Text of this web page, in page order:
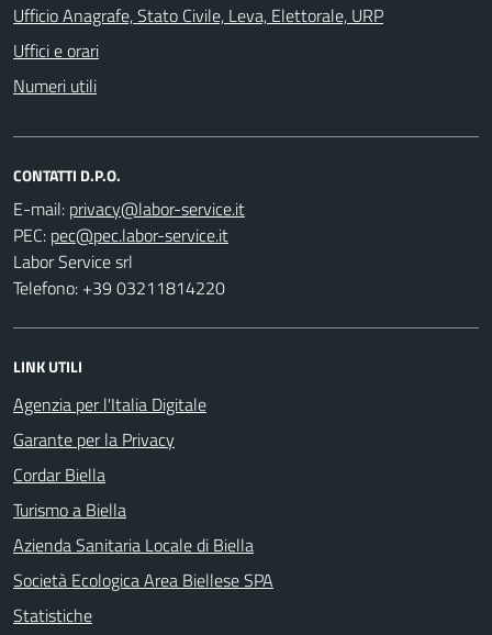
Ufficio Anagrafe, Stato Civile, Leva, Elettorale, URP
Uffici e orari
Numeri utili
CONTATTI D.P.O.
E-mail:
PEC:
Labor Service srl
Telefono: +39 03211814220
LINK UTILI
Agenzia per l'Italia Digitale
Garante per la Privacy
Cordar Biella
Turismo a Biella
Azienda Sanitaria Locale di Biella
Società Ecologica Area Biellese SPA
Statistiche